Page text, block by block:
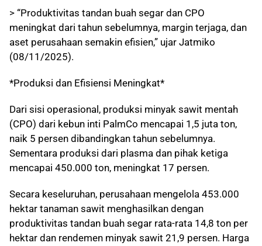
> “Produktivitas tandan buah segar dan CPO
meningkat dari tahun sebelumnya, margin terjaga, dan
aset perusahaan semakin efisien,” ujar Jatmiko
(08/11/2025).
*Produksi dan Efisiensi Meningkat*
Dari sisi operasional, produksi minyak sawit mentah
(CPO) dari kebun inti PalmCo mencapai 1,5 juta ton,
naik 5 persen dibandingkan tahun sebelumnya.
Sementara produksi dari plasma dan pihak ketiga
mencapai 450.000 ton, meningkat 17 persen.
Secara keseluruhan, perusahaan mengelola 453.000
hektar tanaman sawit menghasilkan dengan
produktivitas tandan buah segar rata-rata 14,8 ton per
hektar dan rendemen minyak sawit 21,9 persen. Harga